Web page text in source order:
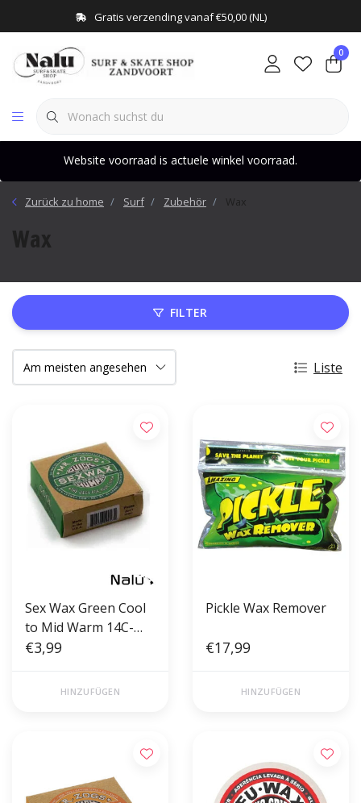
Gratis verzending vanaf €50,00 (NL)
0
Website voorraad is actuele winkel voorraad.
Zurück zu home Surf Zubehör Wax
Wax
FILTER
Liste
Sex Wax Green Cool
to Mid Warm 14C-
23C
€3,99
HINZUFÜGEN
Pickle Wax Remover
€17,99
HINZUFÜGEN